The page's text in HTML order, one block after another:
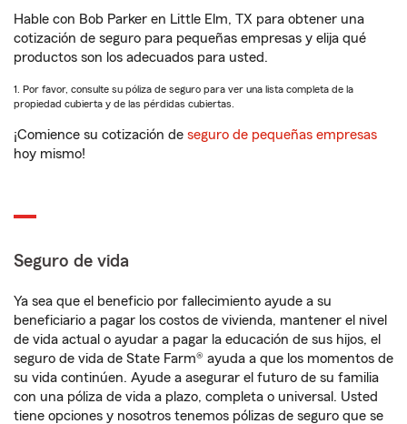
Hable con Bob Parker en Little Elm, TX para obtener una
cotización de seguro para pequeñas empresas y elija qué
productos son los adecuados para usted.
1. Por favor, consulte su póliza de seguro para ver una lista completa de la
propiedad cubierta y de las pérdidas cubiertas.
¡Comience su cotización de seguro de pequeñas empresas
hoy mismo!
Seguro de vida
Ya sea que el beneficio por fallecimiento ayude a su
beneficiario a pagar los costos de vivienda, mantener el nivel
de vida actual o ayudar a pagar la educación de sus hijos, el
seguro de vida de State Farm® ayuda a que los momentos de
su vida continúen. Ayude a asegurar el futuro de su familia
con una póliza de vida a plazo, completa o universal. Usted
tiene opciones y nosotros tenemos pólizas de seguro que se